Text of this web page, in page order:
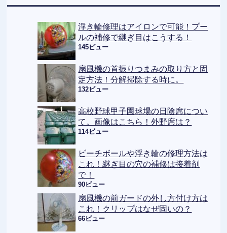
浮き輪修理はアイロンで可能！プー
ルの補修で継ぎ目はこうする！
145ビュー
扇風機の首振りつまみの取り方と固
定方法！分解掃除する時に。
132ビュー
高校野球甲子園球場の日陰席につい
て。画像はこちら！外野席は？
114ビュー
ビーチボールや浮き輪の修理方法は
これ！継ぎ目の穴の補修は接着剤
で！
90ビュー
扇風機の前ガードの外し方付け方は
これ！クリップはなぜ固いの？
66ビュー